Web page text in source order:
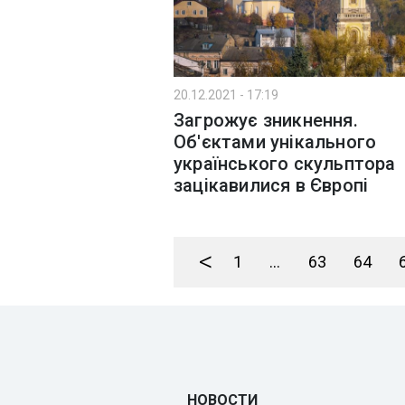
20.12.2021 - 17:19
Загрожує зникнення.
Об'єктами унікального
українського скульптора
зацікавилися в Європі
< 1 ... 63 64
НОВОСТИ